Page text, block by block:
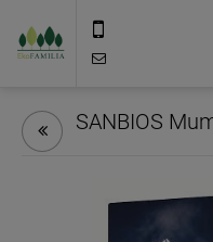
SANBIOS